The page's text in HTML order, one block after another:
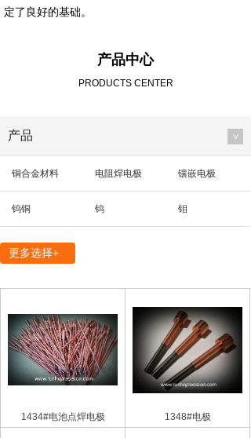
定了良好的基础。
产品中心
PRODUCTS CENTER
产品 >
铜合金材料 电阻焊电极 镶嵌电极
钨铜 钨 钼
精密机械部件
更多选择+
1434#电池点焊电极 1348#电极